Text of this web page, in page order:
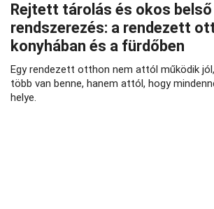
Rejtett tárolás és okos belső
rendszerezés: a rendezett
konyhában és a fürdőben
Egy rendezett otthon nem attól működik
több van benne, hanem attól, hogy
helye.